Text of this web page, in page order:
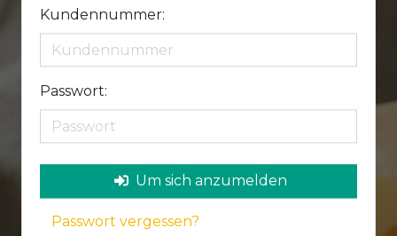
Kundennummer:
Passwort:
Um sich anzumelden
Passwort vergessen?